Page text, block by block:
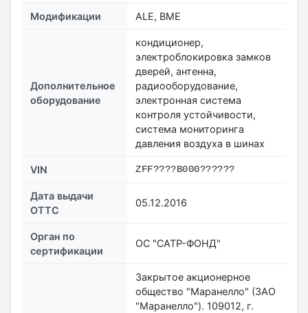
Модификации ALE, BME
Дополнительное
оборудование
кондиционер,
электроблокировка замков
дверей, антенна,
радиооборудование,
электронная система
контроля устойчивости,
система мониторинга
давления воздуха в шинах
VIN ZFF????B000??????
Дата выдачи
ОТТС
05.12.2016
Орган по
сертификации
ОС "САТР-ФОНД"
Закрытое акционерное
общество "Маранелло" (ЗАО
"Маранелло"). 109012, г.